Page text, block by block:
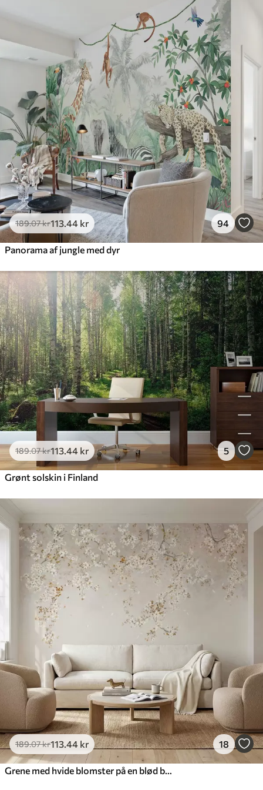
Premium
.33269.00kr/m²
Premium vinyl
516.67310.00 kr/m²
Peel and Stick
666.67400.00kr/m²
189.07kr113 .44 kr 94
Panorama af jungle med dyr
189.07kr113 .44 kr 5
Grønt solskin i Finland
189.07kr113 .44 kr 18